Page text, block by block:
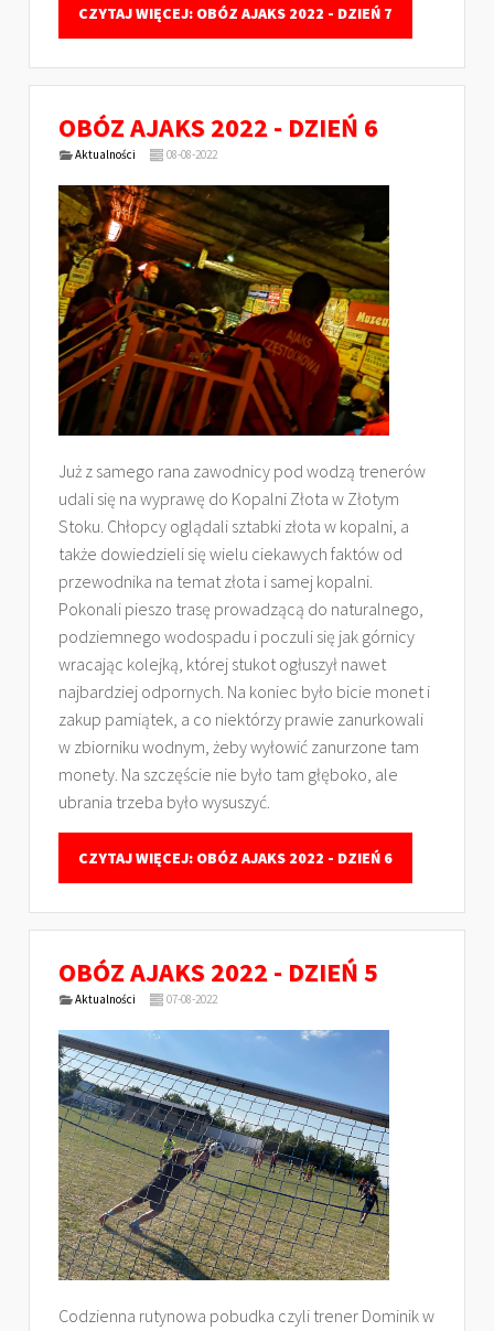
CZYTAJ WIĘCEJ: OBÓZ AJAKS 2022 - DZIEŃ 7
OBÓZ AJAKS 2022 - DZIEŃ 6
Aktualności 08-08-2022
Już z samego rana zawodnicy pod wodzą trenerów
udali się na wyprawę do Kopalni Złota w Złotym
Stoku. Chłopcy oglądali sztabki złota w kopalni, a
także dowiedzieli się wielu ciekawych faktów od
przewodnika na temat złota i samej kopalni.
Pokonali pieszo trasę prowadzącą do naturalnego,
podziemnego wodospadu i poczuli się jak górnicy
wracając kolejką, której stukot ogłuszył nawet
najbardziej odpornych. Na koniec było bicie monet i
zakup pamiątek, a co niektórzy prawie zanurkowali
w zbiorniku wodnym, żeby wyłowić zanurzone tam
monety. Na szczęście nie było tam głęboko, ale
ubrania trzeba było wysuszyć.
CZYTAJ WIĘCEJ: OBÓZ AJAKS 2022 - DZIEŃ 6
OBÓZ AJAKS 2022 - DZIEŃ 5
Aktualności 07-08-2022
Codzienna rutynowa pobudka czyli trener Dominik w